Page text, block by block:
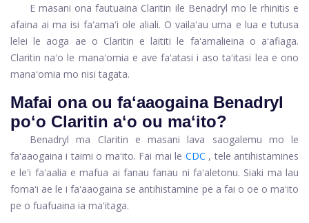
E masani ona fautuaina Claritin ile Benadryl mo le rhinitis e
afaina ai ma isi faʻamaʻi ole aliali. O vailaʻau uma e lua e tutusa
lelei le aoga ae o Claritin e laititi le faʻamalieina o aʻafiaga.
Claritin naʻo le manaʻomia e ave faʻatasi i aso taʻitasi lea e ono
manaʻomia mo nisi tagata.
Mafai ona ou faʻaaogaina Benadryl
poʻo Claritin aʻo ou maʻito?
Benadryl ma Claritin e masani lava saogalemu mo le
faʻaaogaina i taimi o maʻito. Fai mai le CDC , tele antihistamines
e leʻi faʻaalia e mafua ai fanau fanau ni faʻaletonu. Siaki ma lau
fomaʻi ae le i faʻaaogaina se antihistamine pe a fai o oe o maʻito
pe o fuafuaina ia maʻitaga.